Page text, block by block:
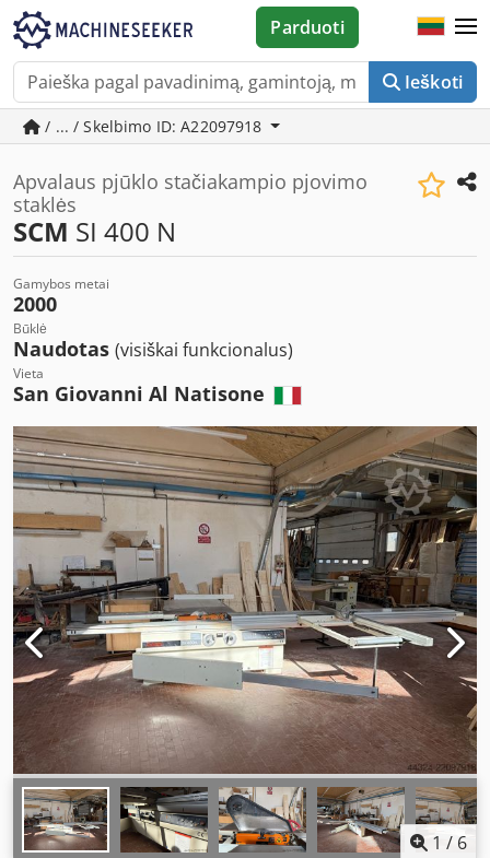
Ieškoti
Parduoti
/ ... / Skelbimo ID: A22097918
Apvalaus pjūklo stačiakampio pjovimo
staklės
SCM SI 400 N
Gamybos metai
2000
Būklė
Naudotas (visiškai funkcionalus)
Vieta
San Giovanni Al Natisone
1 / 6